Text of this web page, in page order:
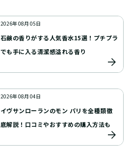
2026年 08月 05日
石鹸の香りがする人気香水15選！プチプラ
でも手に入る清潔感溢れる香り
2026年 08月 04日
イヴサンローランのモン パリを全種類徹
底解説！口コミやおすすめの購入方法も